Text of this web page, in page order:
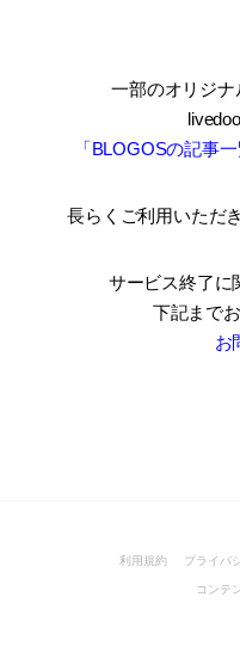
一部のオリジ
「BLOGOSの記事
長らくご利用いただき
サービス終了に
下記まで
お
利用規約 プライバ
コンテ